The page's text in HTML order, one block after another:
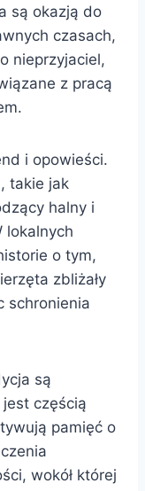
są okazją do
czasach,
nieprzyjaciel,
z pracą
i opowieści.
takie jak
halny i
lokalnych
o tym,
zbliżały
schronienia
są
częścią
pamięć o
wokół której